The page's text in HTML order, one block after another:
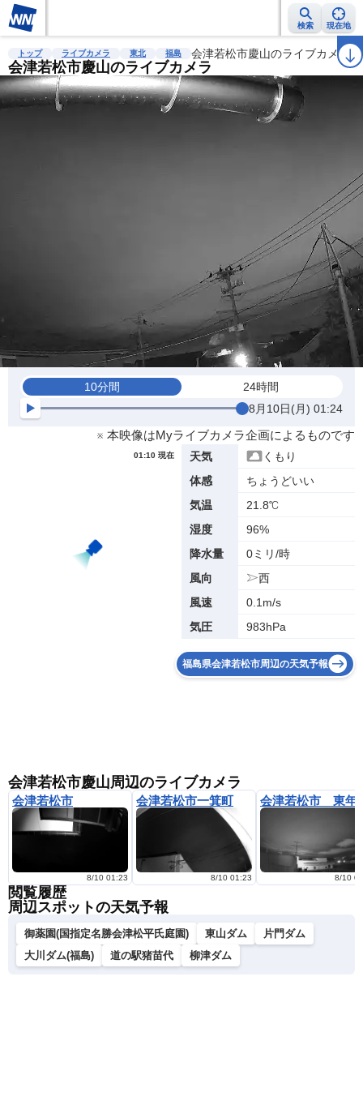
検索 現在地
雨雲レーダー 台風情報 地震情報 警報・注意報 2週間天気 ラ
トップ ライブカメラ 東北 福島 会津若松市慶山のライブカメラ
会津若松市慶山のライブカメラ
10分間
24時間
8月10日(月) 01:24
※ 本映像はMyライブカメラ企画によるものです
01:10 現在 天気
くもり
体感
ちょうどいい
気温
21.8℃
湿度
96%
降水量
0ミリ/時
風向
西
風速
0.1m/s
気圧
983hPa
福島県会津若松市周辺の天気予報
会津若松市慶山周辺のライブカメラ
会津若松市
8/10 01:23
会津若松市一箕町
8/10 01:23
会津若松市 東年
8/10
閲覧履歴
周辺スポットの天気予報
御薬園(国指定名勝会津松平氏庭園) 東山ダム
片門ダム
大川ダム(福島)
道の駅猪苗代 柳津ダム